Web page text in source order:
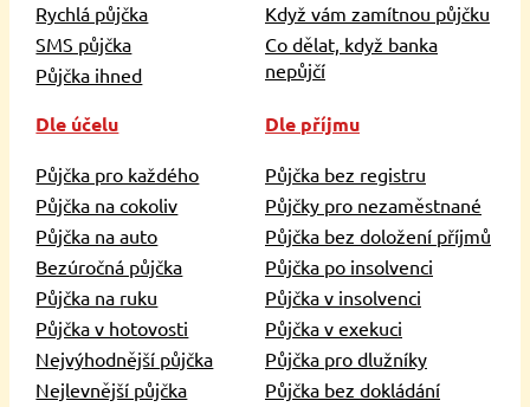
Rychlá půjčka
SMS půjčka
Půjčka ihned
Když vám zamítnou půjčku
Co dělat, když banka
nepůjčí
Dle účelu
Půjčka pro každého
Půjčka na cokoliv
Půjčka na auto
Bezúročná půjčka
Půjčka na ruku
Půjčka v hotovosti
Nejvýhodnější půjčka
Nejlevnější půjčka
Dle příjmu
Půjčka bez registru
Půjčky pro nezaměstnané
Půjčka bez doložení příjmů
Půjčka po insolvenci
Půjčka v insolvenci
Půjčka v exekuci
Půjčka pro dlužníky
Půjčka bez dokládání